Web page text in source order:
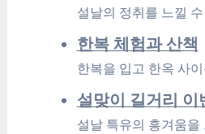
설날의 정취를 느낄
한복 체험과 산책
한복을 입고 한옥 사
설맞이 길거리 이
설날 특유의 흥겨움